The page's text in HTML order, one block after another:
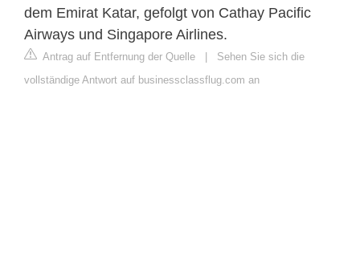
dem Emirat Katar, gefolgt von Cathay Pacific
Airways und Singapore Airlines.
Antrag auf Entfernung der Quelle | Sehen Sie sich die
vollständige Antwort auf businessclassflug.com an